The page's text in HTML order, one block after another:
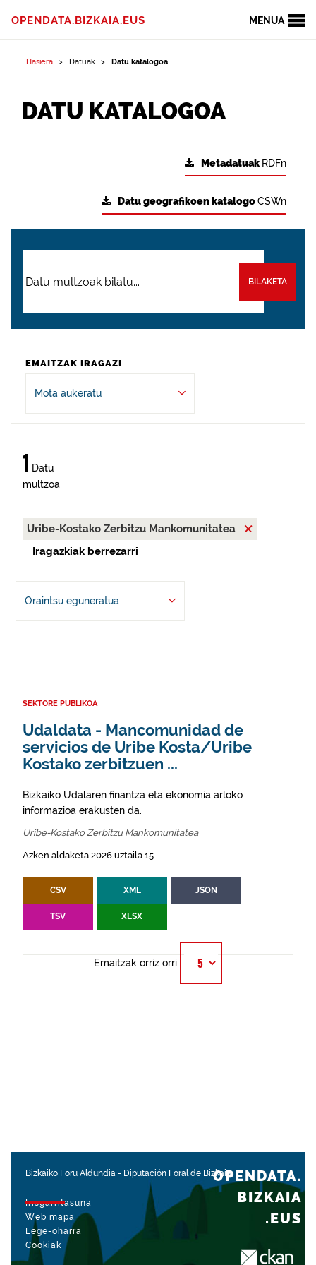
MENUA
OPENDATA.BIZKAIA.EUS
Hasiera Datuak Datu katalogoa
DATU KATALOGOA
Metadatuak RDFn
Datu geografikoen katalogoCSWn
BILAKETA
EMAITZAK IRAGAZI
Mota aukeratu
1 Datu
multzoa
Uribe-Kostako Zerbitzu Mankomunitatea
Iragazkiak berrezarri
Oraintsu eguneratua
SEKTORE PUBLIKOA
Udaldata - Mancomunidad de
servicios de Uribe Kosta/Uribe
Kostako zerbitzuen ...
Bizkaiko Udalaren finantza eta ekonomia arloko
informazioa erakusten da.
Uribe-Kostako Zerbitzu Mankomunitatea
Azken aldaketa 2026 uztaila 15
CSV XML JSON
TSV XLSX
Emaitzak orriz orri
Bizkaiko Foru Aldundia - Diputación Foral de Bizkaia
Irisgarritasuna
Web mapa
Lege-oharra
Cookiak
OPENDATA.
BIZKAIA
.EUS